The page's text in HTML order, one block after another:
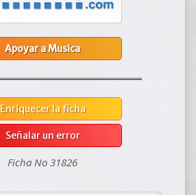
Apoyar a Musica
Enriquecer la ficha
Señalar un error
Ficha No 31826